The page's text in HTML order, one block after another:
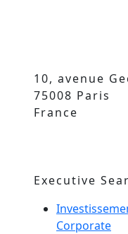
10, avenue
75008 Paris
France
Executive
Corporate